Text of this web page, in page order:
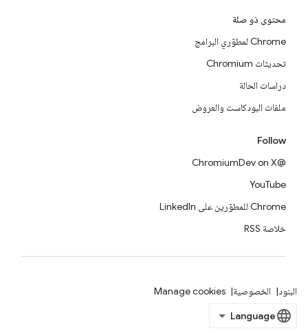
محتوى ذو صلة
Chrome لمطوّري البرامج
تحديثات Chromium
دراسات الحالة
ملفات البودكاست والعروض
Follow
@ChromiumDev on X
YouTube
Chrome للمطوّرين على LinkedIn
خلاصة RSS
البنود الخصوصية Manage cookies